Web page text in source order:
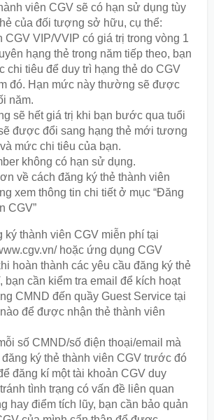
viên CGV sẽ có hạn sử dụng tùy
của đối tượng sở hữu, cụ thể:
CGV VIP/VVIP có giá trị trong vòng 1
hạng thẻ trong năm tiếp theo, bạn
chi tiêu để duy trì hạng thẻ do CGV
đó. Hạn mức này thường sẽ được
năm.
sẽ hết giá trị khi bạn bước qua tuổi
được đổi sang hạng thẻ mới tương
mức chi tiêu của bạn.
không có hạn sử dụng.
về cách đăng ký thẻ thành viên
xem thông tin chi tiết ở mục “Đăng
CGV”
ký thành viên CGV miễn phí tại
hoặc ứng dụng CGV
hoàn thành các yêu cầu đăng ký thẻ
bạn cần kiểm tra email để kích hoạt
CMND đến quầy Guest Service tại
để được nhận thẻ thành viên
số CMND/số điện thoại/email mà
đăng ký thẻ thành viên CGV trước đó
đăng kí một tài khoản CGV duy
tình trạng có vấn đề liên quan
hay điểm tích lũy, bạn cần bảo quản